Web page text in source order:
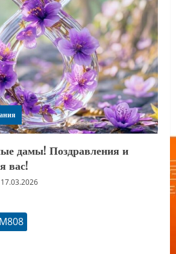
дамы! Поздравления и
вас!
17.03.2026